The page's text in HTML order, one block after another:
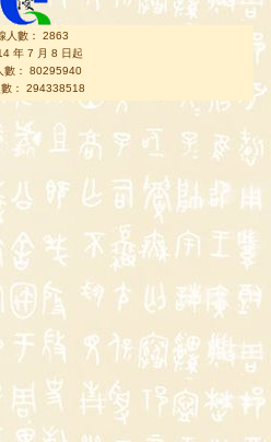
人數： 2863
年 7 月 8 日起
數： 80295940
： 294338518